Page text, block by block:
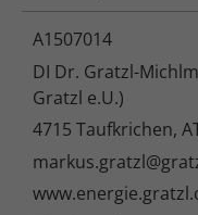
A1507014
DI Dr. Gratzl-
Gratzl e.U.)
4715 Taufkrichen,